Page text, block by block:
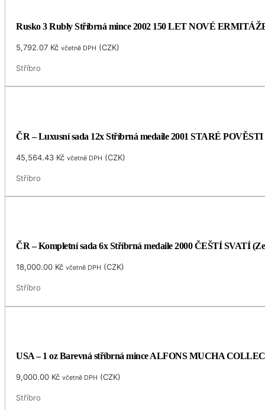
Rusko 3 Rubly Stříbrná mince 2002 150 LET NOVÉ
5,792.07 Kč včetně DPH (CZK)
Stříbro
ČR – Luxusní sada 12x Stříbrná medaile 2001 STARÉ
45,564.43 Kč včetně DPH (CZK)
Stříbro
ČR – Kompletní sada 6x Stříbrná medaile 2000 ČEŠTÍ SVATÍ
18,000.00 Kč včetně DPH (CZK)
Stříbro
USA – 1 oz Barevná stříbrná mince ALFONS MUCHA
9,000.00 Kč včetně DPH (CZK)
Stříbro